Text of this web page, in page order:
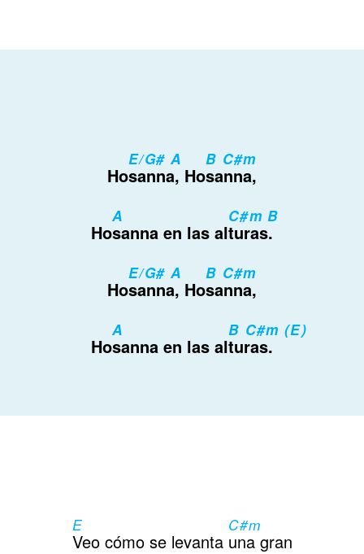
Ho
E/G# A
sanna, Ho
B C#m
sanna,
Ho
A
sanna en las al
C#m B
turas.
Ho
E/G# A
sanna, Ho
B C#m
sanna,
Ho
A
sanna en las al
B C#m (E)
turas.
E
Veo cómo se levanta
C#m
una gran